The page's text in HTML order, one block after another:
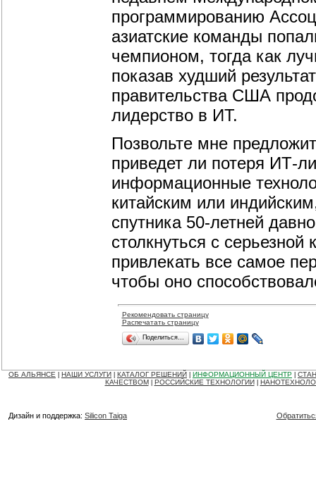
программированию
азиатские команды
чемпионом, тогда как
показав худший
правительства США
лидерство в ИТ.
Позвольте мне
приведет ли потеря ИТ-
информационные
китайским или
спутника 50-летней
столкнуться с
привлекать все самое
чтобы оно
Рекомендовать страницу
Распечатать страницу
Поделиться…
ОБ АЛЬЯНСЕ НАШИ УСЛУГИ КАТАЛОГ РЕШЕНИЙ ИНФОРМАЦИОННЫЙ ЦЕНТР
КАЧЕСТВОМ
РОССИЙСКИЕ ТЕХНОЛОГИИ
Дизайн и поддержка: Silicon Taiga